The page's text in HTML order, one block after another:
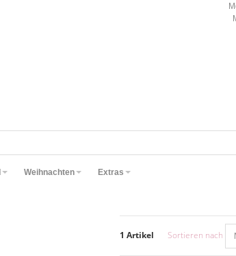
Weihnachten Extras
1 Artikel Sortieren nach